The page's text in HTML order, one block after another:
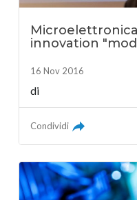
innovation
16 Nov 2016
di
Condividi